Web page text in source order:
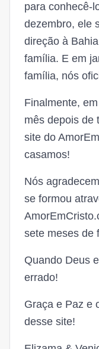
para conhecê-
dezembro, ele
direção à
família. E em
família, nós
Finalmente,
mês depois de
site do
casamos!
Nós
se formou
sete meses de
Quando Deus
errado!
Graça e Paz e
desse site!